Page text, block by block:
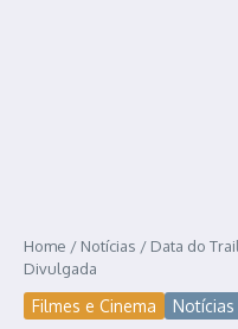
Home / Notícias / Data do
Divulgada
Filmes e Cinema Notícias